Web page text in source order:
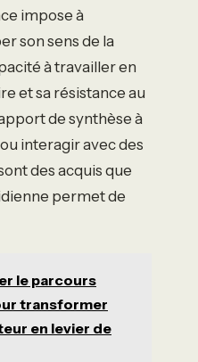
impose à
son sens de la
à travailler en
et sa résistance au
de synthèse à
interagir avec des
des acquis que
permet de
le parcours
transformer
en levier de